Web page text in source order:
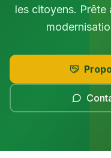
les citoyens. Prête